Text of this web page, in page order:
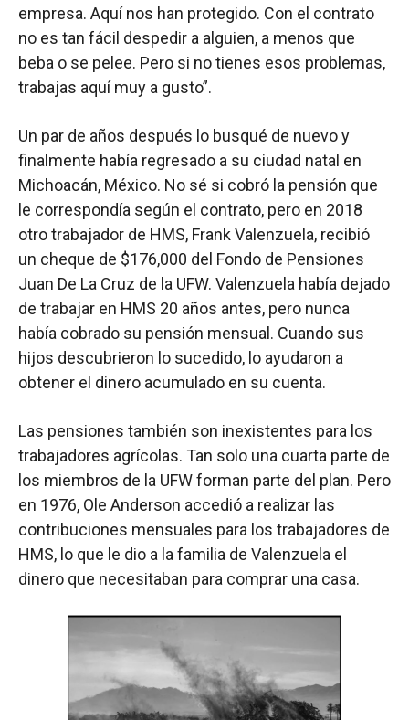
empresa. Aquí nos han protegido. Con el contrato
no es tan fácil despedir a alguien, a menos que
beba o se pelee. Pero si no tienes esos problemas,
trabajas aquí muy a gusto”.
Un par de años después lo busqué de nuevo y
finalmente había regresado a su ciudad natal en
Michoacán, México. No sé si cobró la pensión que
le correspondía según el contrato, pero en 2018
otro trabajador de HMS, Frank Valenzuela, recibió
un cheque de $176,000 del Fondo de Pensiones
Juan De La Cruz de la UFW. Valenzuela había dejado
de trabajar en HMS 20 años antes, pero nunca
había cobrado su pensión mensual. Cuando sus
hijos descubrieron lo sucedido, lo ayudaron a
obtener el dinero acumulado en su cuenta.
Las pensiones también son inexistentes para los
trabajadores agrícolas. Tan solo una cuarta parte de
los miembros de la UFW forman parte del plan. Pero
en 1976, Ole Anderson accedió a realizar las
contribuciones mensuales para los trabajadores de
HMS, lo que le dio a la familia de Valenzuela el
dinero que necesitaban para comprar una casa.